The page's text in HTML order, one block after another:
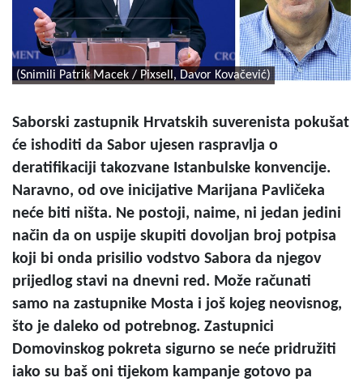
(Snimili Patrik Macek / Pixsell, Davor Kovačević)
Saborski zastupnik Hrvatskih suverenista pokušat
će ishoditi da Sabor ujesen raspravlja o
deratifikaciji takozvane Istanbulske konvencije.
Naravno, od ove inicijative Marijana Pavličeka
neće biti ništa. Ne postoji, naime, ni jedan jedini
način da on uspije skupiti dovoljan broj potpisa
koji bi onda prisilio vodstvo Sabora da njegov
prijedlog stavi na dnevni red. Može računati
samo na zastupnike Mosta i još kojeg neovisnog,
što je daleko od potrebnog. Zastupnici
Domovinskog pokreta sigurno se neće pridružiti
iako su baš oni tijekom kampanje gotovo pa